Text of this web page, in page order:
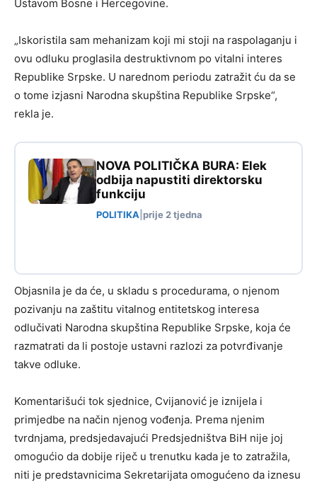
Ustavom Bosne i Hercegovine.
„Iskoristila sam mehanizam koji mi stoji na raspolaganju i
ovu odluku proglasila destruktivnom po vitalni interes
Republike Srpske. U narednom periodu zatražit ću da se
o tome izjasni Narodna skupština Republike Srpske“,
rekla je.
NOVA POLITIČKA BURA: Elek
odbija napustiti direktorsku
funkciju
POLITIKA prije 2 tjedna
Objasnila je da će, u skladu s procedurama, o njenom
pozivanju na zaštitu vitalnog entitetskog interesa
odlučivati Narodna skupština Republike Srpske, koja će
razmatrati da li postoje ustavni razlozi za potvrđivanje
takve odluke.
Komentarišući tok sjednice, Cvijanović je iznijela i
primjedbe na način njenog vođenja. Prema njenim
tvrdnjama, predsjedavajući Predsjedništva BiH nije joj
omogućio da dobije riječ u trenutku kada je to zatražila,
niti je predstavnicima Sekretarijata omogućeno da iznesu